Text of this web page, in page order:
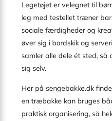
Legetøjet er velegnet til
leg med testellet træner
sociale færdigheder og
øver sig i bordskik og
samler alle dele ét sted, så
sig selv.
Her på sengebakke.dk
en træbakke kan bruges
praktisk organisering, så